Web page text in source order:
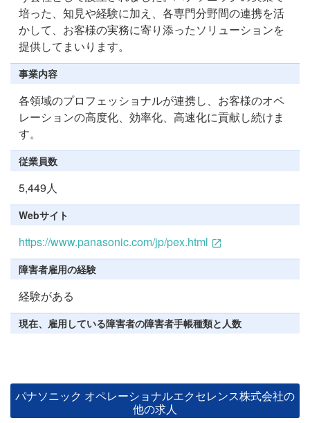
培った、知見や経験に加え、各専門分野間の連携を活
かして、お客様の実務に寄り添ったソリューションを
提供してまいります。
事業内容
各領域のプロフェッショナルが連携し、お客様のオペ
レーションの高度化、効率化、高速化に貢献し続けま
す。
従業員数
5,449人
Webサイト
https://www.panasonic.com/jp/pex.html
障害者雇用の経験
経験がある
現在、雇用している障害者の障害者手帳種類と人数
パナソニック オペレーショナルエクセレンス株式会社の
他の求人